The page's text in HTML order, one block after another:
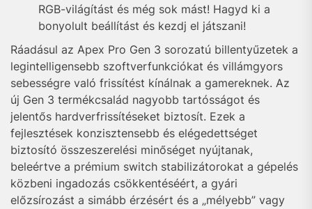
RGB-világítást és még sok mást! Hagyd ki a
bonyolult beállítást és kezdj el játszani!
Ráadásul az Apex Pro Gen 3 sorozatú billentyűzetek a
legintelligensebb szoftverfunkciókat és villámgyors
sebességre való frissítést kínálnak a gamereknek. Az
új Gen 3 termékcsalád nagyobb tartósságot és
jelentős hardverfrissítéseket biztosít. Ezek a
fejlesztések konzisztensebb és elégedettséget
biztosító összeszerelési minőséget nyújtanak,
beleértve a prémium switch stabilizátorokat a gépelés
közbeni ingadozás csökkentéséért, a gyári
előzsírozást a simább érzésért és a „mélyebb” vagy